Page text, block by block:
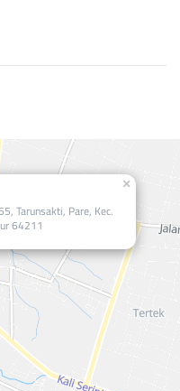
Tarunsakti, Pare, Kec.
64211
×